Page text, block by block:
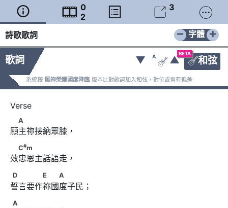
  0
2
  3 
詩歌歌詞 − +
字體
歌詞
BETA
和弦
▼ A
 ▲
系統按 願祢榮耀國度降臨 版本比對歌詞加入和弦，對位或會有偏差
A
A
願主祢接納眾膝，
C# m
C#m
效忠恩主話語走，
D　　　　E　　A
D E A
誓言要作祢國度子民；
A
A